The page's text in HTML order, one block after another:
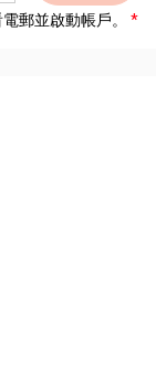
郵並啟動帳戶。